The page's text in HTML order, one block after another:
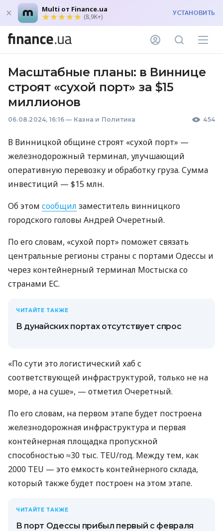
Multi от Finance.ua
(8,9K+) УСТАНОВИТЬ
Масштабные планы: в Виннице
строят «сухой порт» за $15
миллионов
06.08.2024, 16:16 — Казна и Политика 454
В Винницкой общине строят «сухой порт» —
железнодорожный терминал, улучшающий
оперативную перевозку и обработку груза. Сумма
инвестиций — $15 млн.
Об этом сообщил заместитель винницкого
городского головы Андрей Очеретный.
По его словам, «сухой порт» поможет связать
центральные регионы страны с портами Одессы и
через контейнерный терминал Мостыска со
странами ЕС.
ЧИТАЙТЕ ТАКЖЕ
В дунайских портах отсутствует спрос
«По сути это логистический хаб с
соответствующей инфраструктурой, только не на
море, а на суше», — отметил Очеретный.
По его словам, на первом этапе будет построена
железнодорожная инфраструктура и первая
контейнерная площадка пропускной
способностью ≈30 тыс. TEU/год. Между тем, как
2000 TEU — это емкость контейнерного склада,
который также будет построен на этом этапе.
ЧИТАЙТЕ ТАКЖЕ
В порт Одессы прибыл первый с февраля